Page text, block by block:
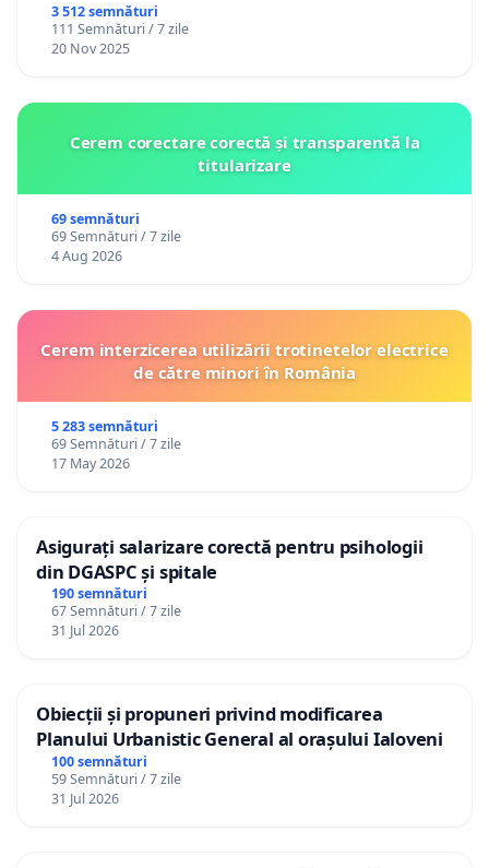
3 512 semnături
111 Semnături / 7 zile
20 Nov 2025
Cerem corectare corectă și transparentă la
titularizare
69 semnături
69 Semnături / 7 zile
4 Aug 2026
Cerem interzicerea utilizării trotinetelor electrice
de către minori în România
5 283 semnături
69 Semnături / 7 zile
17 May 2026
Asigurați salarizare corectă pentru psihologii
din DGASPC și spitale
190 semnături
67 Semnături / 7 zile
31 Jul 2026
Obiecții și propuneri privind modificarea
Planului Urbanistic General al orașului Ialoveni
100 semnături
59 Semnături / 7 zile
31 Jul 2026